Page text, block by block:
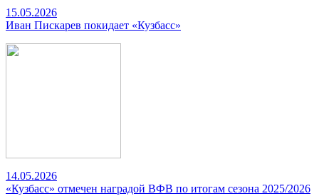
15.05.2026
Иван Пискарев покидает «Кузбасс»
14.05.2026
«Кузбасс» отмечен наградой ВФВ по итогам сезона 2025/2026